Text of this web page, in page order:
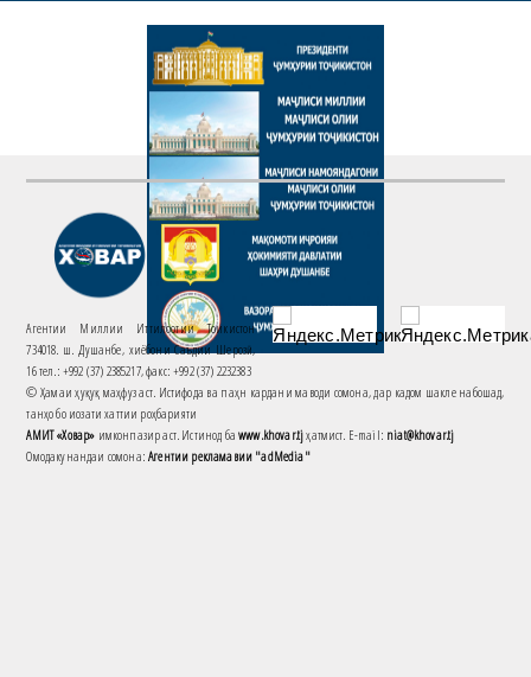
Агентии Миллии Иттилоотии Тоҷикистон
734018. ш. Душанбе, хиёбони Саъдии Шерозӣ,
16 тел.: +992 (37) 2385217, факс: +992 (37) 2232383
© Ҳамаи ҳуқуқ маҳфуз аст. Истифода ва паҳн кардани маводи сомона, дар кадом шакле набошад,
танҳо бо иҷозати хаттии роҳбарияти
АМИТ «Ховар» имконпазир аст. Истинод баwww.khovar.tjҳатмист. E-mail: niat@khovar.tj
Омодакунандаи сомона:Агентии рекламавии "adMedia"